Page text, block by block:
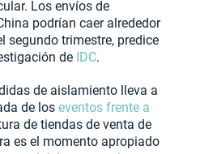
Los envíos de
podrían caer alrededor
segundo trimestre, predice
de IDC.
de aislamiento lleva a
de los eventos frente a
de tiendas de venta de
es el momento apropiado